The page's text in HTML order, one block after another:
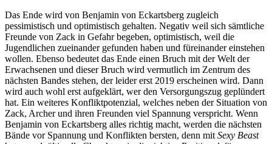
Das Ende wird von Benjamin von Eckartsberg zugleich
pessimistisch und optimistisch gehalten. Negativ weil sich sämtliche
Freunde von Zack in Gefahr begeben, optimistisch, weil die
Jugendlichen zueinander gefunden haben und füreinander einstehen
wollen. Ebenso bedeutet das Ende einen Bruch mit der Welt der
Erwachsenen und dieser Bruch wird vermutlich im Zentrum des
nächsten Bandes stehen, der leider erst 2019 erscheinen wird. Dann
wird auch wohl erst aufgeklärt, wer den Versorgungszug geplündert
hat. Ein weiteres Konfliktpotenzial, welches neben der Situation von
Zack, Archer und ihren Freunden viel Spannung verspricht. Wenn
Benjamin von Eckartsberg alles richtig macht, werden die nächsten
Bände vor Spannung und Konflikten bersten, denn mit Sexy Beast